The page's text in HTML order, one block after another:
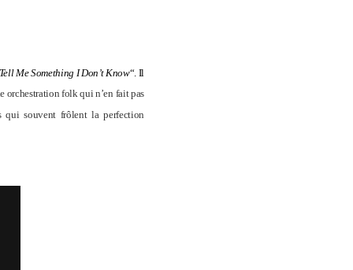
Me Something I Don’t Know“. Il
orchestration folk qui n’en fait pas
qui souvent frôlent la perfection